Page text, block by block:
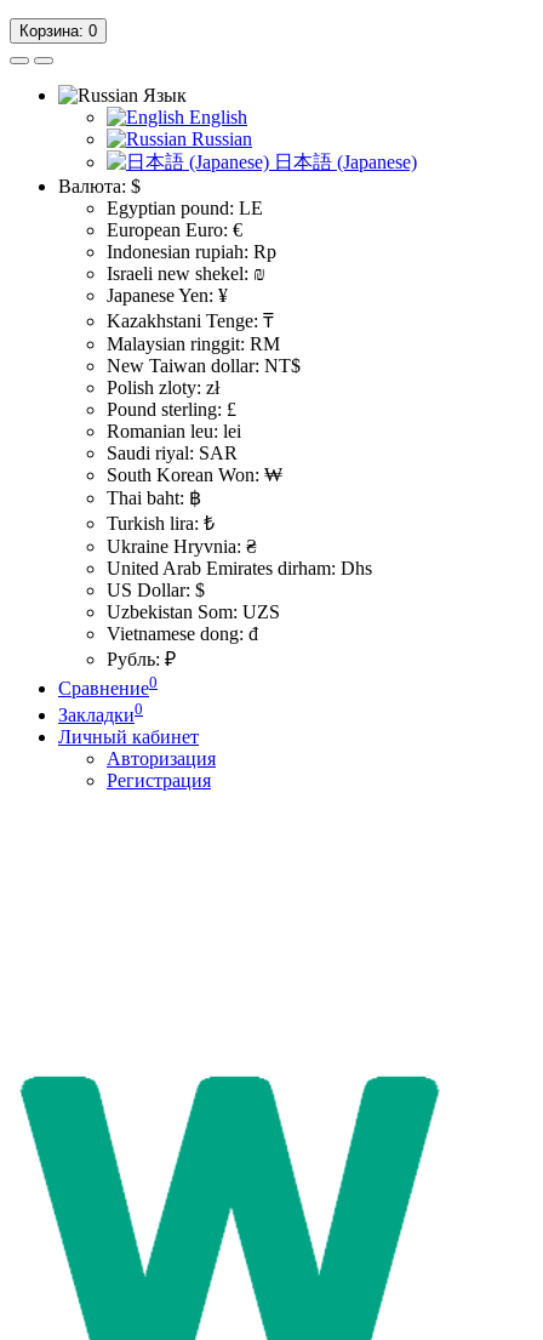
Корзина: 0
Язык
English
Russian
日本語 (Japanese)
Валюта: $
Egyptian pound: LE
European Euro: €
Indonesian rupiah: Rp
Israeli new shekel: ₪
Japanese Yen: ¥
Kazakhstani Tenge: ₸
Malaysian ringgit: RM
New Taiwan dollar: NT$
Polish zloty: zł
Pound sterling: £
Romanian leu: lei
Saudi riyal: SAR
South Korean Won: ₩
Thai baht: ฿
Turkish lira: ₺
Ukraine Hryvnia: ₴
United Arab Emirates dirham: Dhs
US Dollar: $
Uzbekistan Som: UZS
Vietnamese dong: đ
Рубль: ₽
Сравнение0
Закладки0
Личный кабинет
Авторизация
Регистрация